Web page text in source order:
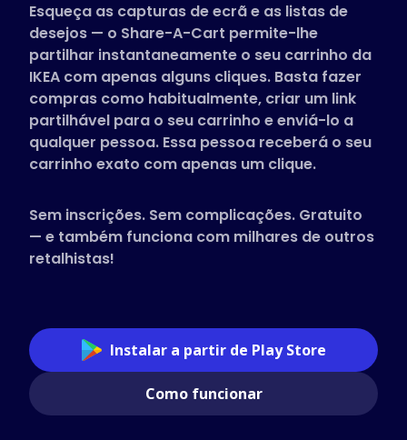
Perguntas Frequentes
Guias Práticos
Português
(Portuguese)
Esqueça as capturas de ecrã e as listas de
desejos — o Share-A-Cart permite-lhe
partilhar instantaneamente o seu carrinho da
IKEA com apenas alguns cliques. Basta fazer
compras como habitualmente, criar um link
partilhável para o seu carrinho e enviá-lo a
qualquer pessoa. Essa pessoa receberá o seu
carrinho exato com apenas um clique.
Sem inscrições. Sem complicações. Gratuito
— e também funciona com milhares de outros
retalhistas!
Instalar a partir de Play Store
Como funcionar